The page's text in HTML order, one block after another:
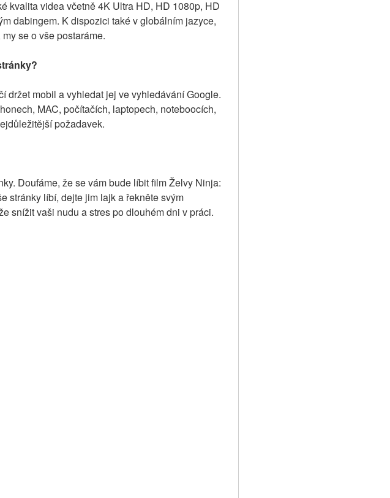
kvalita videa včetně 4K Ultra HD, HD 1080p, HD
dabingem. K dispozici také v globálním jazyce,
se o vše postaráme.
držet mobil a vyhledat jej ve vyhledávání Google.
MAC, počítačích, laptopech, noteboocích,
požadavek.
Doufáme, že se vám bude líbit film Želvy Ninja:
stránky líbí, dejte jim lajk a řekněte svým
snížit vaši nudu a stres po dlouhém dni v práci.